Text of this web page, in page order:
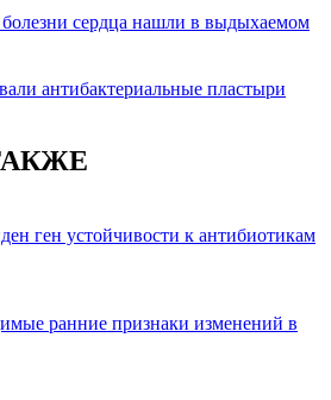
сердца нашли в выдыхаемом
антибактериальные пластыри
ген устойчивости к антибиотикам
ранние признаки изменений в